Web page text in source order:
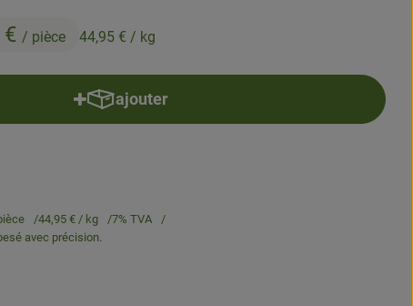
/ pièce 44,95 € / kg
ajouter
Ajouter le produit au panier
44,95 € / kg
7% TVA
avec précision.